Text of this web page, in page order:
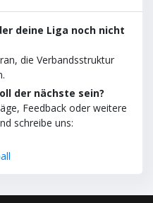
deine Liga noch nicht
die Verbandsstruktur
der nächste sein?
Feedback oder weitere
schreibe uns: